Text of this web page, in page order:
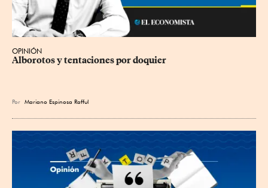
OPINIÓN
Alborotos y tentaciones por doquier
Por Mariano Espinosa Rafful